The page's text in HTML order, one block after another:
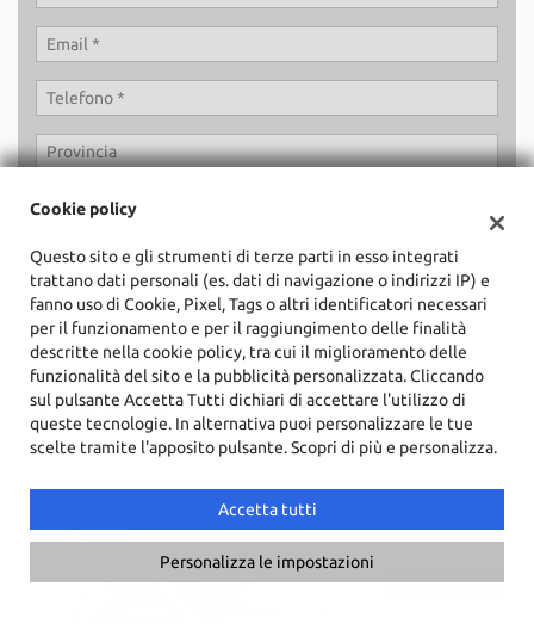
Ho letto e accetto l'informativa privacy*
Acconsento al trattamento dei miei dati per finalità di
marketing
Ultimi arrivi
Cookie policy
Questo sito e gli strumenti di terze parti in esso integrati
trattano dati personali (es. dati di navigazione o indirizzi IP) e
fanno uso di Cookie, Pixel, Tags o altri identificatori necessari
per il funzionamento e per il raggiungimento delle finalità
descritte nella cookie policy, tra cui il miglioramento delle
funzionalità del sito e la pubblicità personalizzata. Cliccando
sul pulsante Accetta Tutti dichiari di accettare l'utilizzo di
queste tecnologie. In alternativa puoi personalizzare le tue
scelte tramite l'apposito pulsante. Scopri di più e personalizza.
Accetta tutti
Personalizza le impostazioni